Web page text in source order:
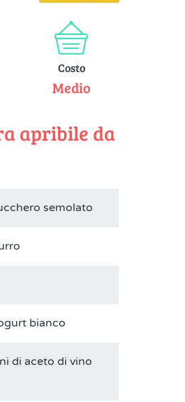
Costo
Medio
apribile da
semolato
bianco
di aceto di vino